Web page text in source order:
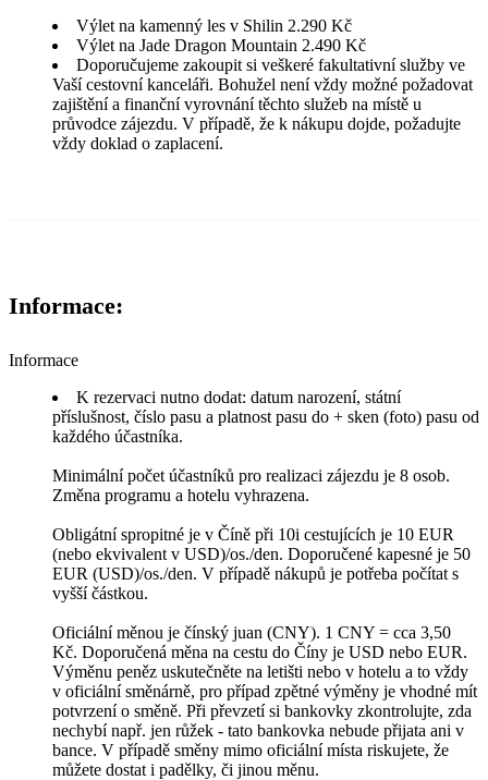
Výlet na kamenný les v Shilin 2.290 Kč
Výlet na Jade Dragon Mountain 2.490 Kč
Doporučujeme zakoupit si veškeré fakultativní služby ve
Vaší cestovní kanceláři. Bohužel není vždy možné požadovat
zajištění a finanční vyrovnání těchto služeb na místě u
průvodce zájezdu. V případě, že k nákupu dojde, požadujte
vždy doklad o zaplacení.
Informace:
Informace
K rezervaci nutno dodat: datum narození, státní
příslušnost, číslo pasu a platnost pasu do + sken (foto) pasu od
každého účastníka.
Minimální počet účastníků pro realizaci zájezdu je 8 osob.
Změna programu a hotelu vyhrazena.
Obligátní spropitné je v Číně při 10i cestujících je 10 EUR
(nebo ekvivalent v USD)/os./den. Doporučené kapesné je 50
EUR (USD)/os./den. V případě nákupů je potřeba počítat s
vyšší částkou.
Oficiální měnou je čínský juan (CNY). 1 CNY = cca 3,50
Kč. Doporučená měna na cestu do Číny je USD nebo EUR.
Výměnu peněz uskutečněte na letišti nebo v hotelu a to vždy
v oficiální směnárně, pro případ zpětné výměny je vhodné mít
potvrzení o směně. Při převzetí si bankovky zkontrolujte, zda
nechybí např. jen růžek - tato bankovka nebude přijata ani v
bance. V případě směny mimo oficiální místa riskujete, že
můžete dostat i padělky, či jinou měnu.